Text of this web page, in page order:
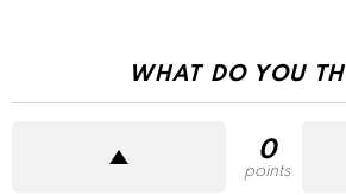
WHAT DO YOU
0
points